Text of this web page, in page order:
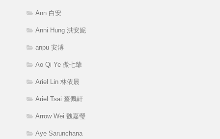
Ann 白安
Anni Hung 洪安妮
anpu 安溥
Ao Qi Ye 傲七爺
Ariel Lin 林依晨
Ariel Tsai 蔡佩軒
Arrow Wei 魏嘉瑩
Aye Sarunchana